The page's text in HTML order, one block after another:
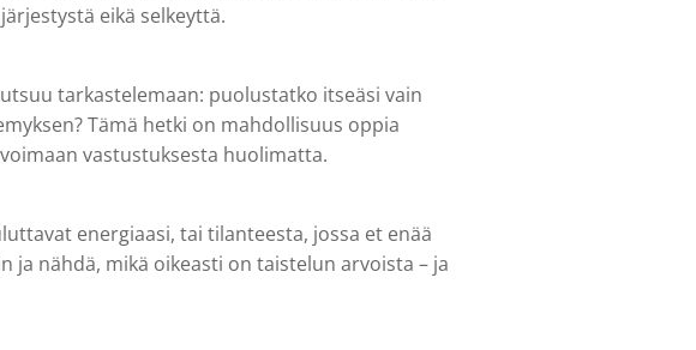
eikä selkeyttä.
tarkastelemaan: puolustatko itseäsi vain
Tämä hetki on mahdollisuus oppia
vastustuksesta huolimatta.
energiaasi, tai tilanteesta, jossa et enää
ja nähdä, mikä oikeasti on taistelun arvoista – ja